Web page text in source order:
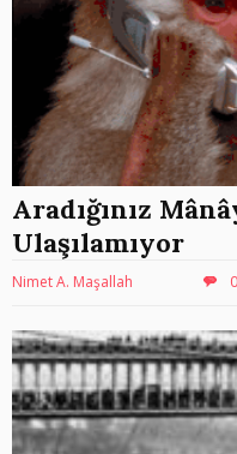
Aradığınız
Ulaşılamıyor
Nimet A. Maşallah 0